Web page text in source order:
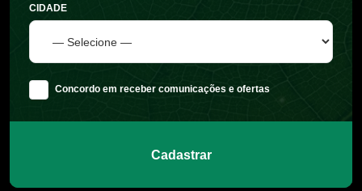
CIDADE
Concordo em receber comunicações e ofertas
Cadastrar